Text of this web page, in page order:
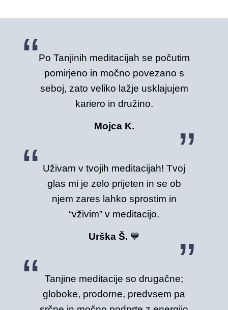
Po Tanjinih meditacijah se počutim
pomirjeno in močno povezano s
seboj, zato veliko lažje usklajujem
kariero in družino.
Mojca K.
Uživam v tvojih meditacijah! Tvoj
glas mi je zelo prijeten in se ob
njem zares lahko sprostim in
“vživim” v meditacijo.
Urška Š. 💙
Tanjine meditacije so drugačne;
globoke, prodorne, predvsem pa